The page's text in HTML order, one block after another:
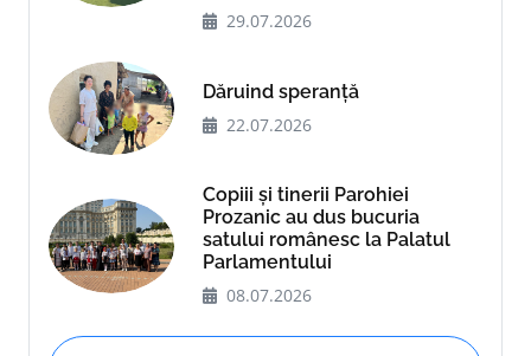
29.07.2026
Dăruind speranță
22.07.2026
Copiii și tinerii Parohiei
Prozanic au dus bucuria
satului românesc la Palatul
Parlamentului
08.07.2026